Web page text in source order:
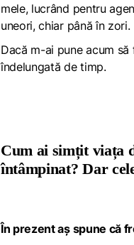
mele, lucrând pentru
uneori, chiar până în zori.
Dacă m-ai pune acum
îndelungată de timp.
Cum ai simțit viața
întâmpinat? Dar
În prezent aș spune că